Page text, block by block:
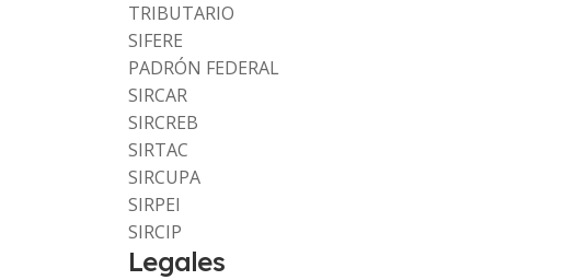
TRIBUTARIO
SIFERE
PADRÓN FEDERAL
SIRCAR
SIRCREB
SIRTAC
SIRCUPA
SIRPEI
SIRCIP
Legales